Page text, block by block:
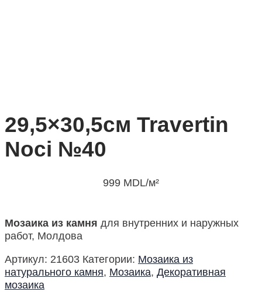
29,5×30,5см Travertin
Noci №40
999 MDL/м²
Мозаика из камня для внутренних и наружных
работ, Молдова
Артикул: 21603 Категории: Мозаика из
натурального камня, Мозаика, Декоративная
мозаика